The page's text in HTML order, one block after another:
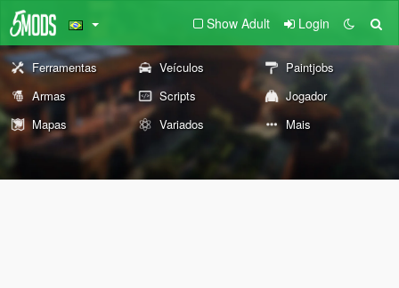
Show Adult Login
Ferramentas Veículos
Paintjobs
Armas
Scripts
Jogador
Mapas
Variados Mais